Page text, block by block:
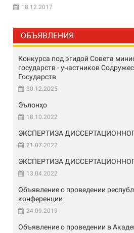
18.12.2017
ОБЪЯВЛЕНИЯ
Конкурса под эгидой Совета
государств - участников
Государств
30.12.2025
Эълонҳо
18.10.2022
ЭКСПЕРТИЗА
21.07.2022
ЭКСПЕРТИЗА
13.04.2022
Объявление о проведении
конференции
24.09.2019
Объявление о проведении в